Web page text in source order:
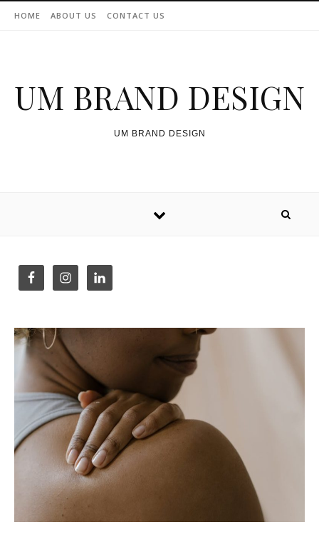
HOME ABOUT US CONTACT US
UM BRAND DESIGN
UM BRAND DESIGN